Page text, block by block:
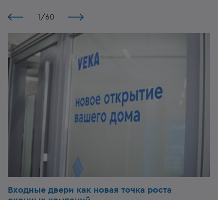
1 /60
Входные двери как новая точка роста